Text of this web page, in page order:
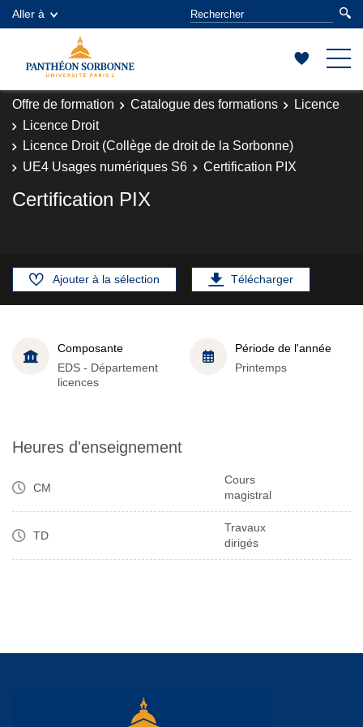
Aller à
Offre de formation Catalogue des formations
Licence
Licence Droit
Licence Droit (Collège de droit de la Sorbonne)
UE4 Usages numériques S6
Certification PIX
Certification PIX
Ajouter à la sélection Télécharger
Composante
EDS - Département
licences
Période de l'année
Printemps
Heures d'enseignement
CM
Cours
magistral
TD
Travaux
dirigés